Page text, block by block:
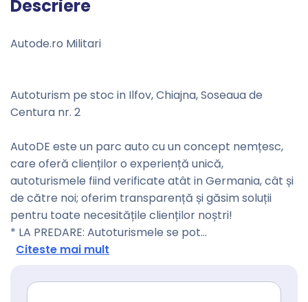
Descriere
Autode.ro Militari
Autoturism pe stoc in Ilfov, Chiajna, Soseaua de
Centura nr. 2
AutoDE este un parc auto cu un concept nemțesc,
care oferă clienților o experiență unică,
autoturismele fiind verificate atât in Germania, cât și
de către noi; oferim transparență și găsim soluții
pentru toate necesitățile clienților noștri!
* LA PREDARE: Autoturismele se pot...
Citeste mai mult